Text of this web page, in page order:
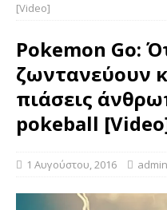
[Video]
Pokemon Go:
ζωντανεύουν
πιάσεις
pokeball
1 Αυγούστου, 2016 admin